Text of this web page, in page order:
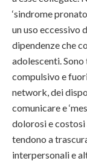
‘sindrome
un uso eccessivo
dipendenze che
adolescenti.
compulsivo e
network, dei
comunicare e
dolorosi e
tendono a
interpersonali e